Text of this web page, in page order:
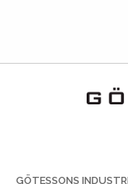
GÖTESSONS